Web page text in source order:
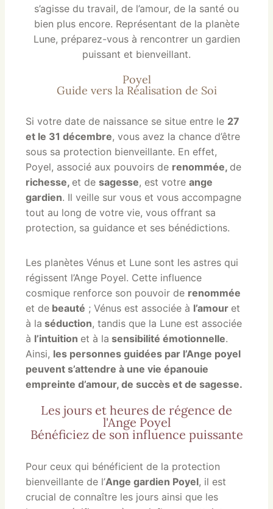
s’agisse du travail, de l’amour, de la santé ou
bien plus encore. Représentant de la planète
Lune, préparez-vous à rencontrer un gardien
puissant et bienveillant.
Poyel
Guide vers la Réalisation de Soi
Si votre date de naissance se situe entre le 27
et le 31 décembre, vous avez la chance d’être
sous sa protection bienveillante. En effet,
Poyel, associé aux pouvoirs de renommée, de
richesse, et de sagesse, est votre ange
gardien. Il veille sur vous et vous accompagne
tout au long de votre vie, vous offrant sa
protection, sa guidance et ses bénédictions.
Les planètes Vénus et Lune sont les astres qui
régissent l’Ange Poyel. Cette influence
cosmique renforce son pouvoir de renommée
et de beauté ; Vénus est associée à l’amour et
à la séduction, tandis que la Lune est associée
à l’intuition et à la sensibilité émotionnelle.
Ainsi, les personnes guidées par l’Ange poyel
peuvent s’attendre à une vie épanouie
empreinte d’amour, de succès et de sagesse.
Les jours et heures de régence de
l'Ange Poyel
Bénéficiez de son influence puissante
Pour ceux qui bénéficient de la protection
bienveillante de l’Ange gardien Poyel, il est
crucial de connaître les jours ainsi que les